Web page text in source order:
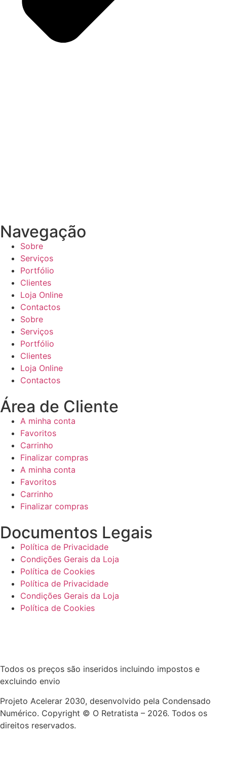
Navegação
Sobre
Serviços
Portfólio
Clientes
Loja Online
Contactos
Sobre
Serviços
Portfólio
Clientes
Loja Online
Contactos
Área de Cliente
A minha conta
Favoritos
Carrinho
Finalizar compras
A minha conta
Favoritos
Carrinho
Finalizar compras
Documentos Legais
Política de Privacidade
Condições Gerais da Loja
Política de Cookies
Política de Privacidade
Condições Gerais da Loja
Política de Cookies
Todos os preços são inseridos incluindo impostos e
excluindo envio
Projeto Acelerar 2030, desenvolvido pela Condensado
Numérico. Copyright © O Retratista – 2026. Todos os
direitos reservados.